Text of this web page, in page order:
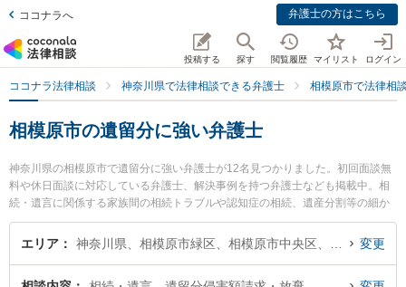
ココナラへ 弁護士の方はこちら
投稿する 探す 閲覧履歴 マイリスト ログイン
ココナラ法律相談 神奈川県で法律相談できる弁護士 相模原市で法律相
相模原市の遺留分に強い弁護士
神奈川県の相模原市で遺留分に強い弁護士が12名見つかりました。初回面談無
料や休日面談に対応している弁護士、解決事例を持つ弁護士なども掲載中。相
続・遺言に関係する家族間の相続トラブルや認知症の相続、遺産分割等の細か
な分野での絞り込み検索もでき便利です。特に弁護士法人フォースクエア法律
事務所の田中 孝佳弁護士や虎ノ門法律経済事務所 相模原支店の原田 裕也弁護
エリア 変更